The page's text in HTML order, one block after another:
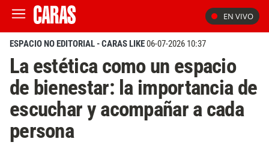
EN VIVO
ESPACIO NO EDITORIAL - CARAS LIKE06-07-2026 10:37
La estética como un espacio
de bienestar: la importancia de
escuchar y acompañar a cada
persona